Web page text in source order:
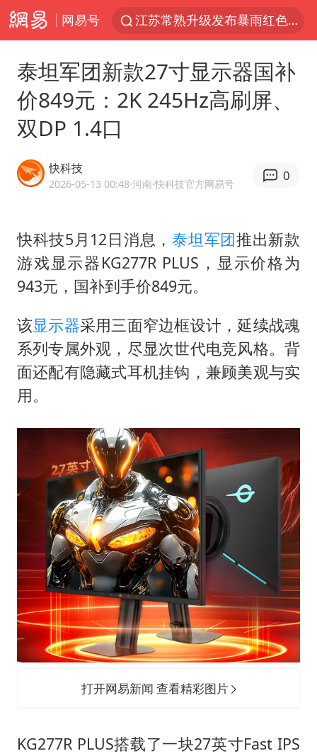
网易号
江苏常熟升级发布暴雨红色预警
大疆错失宇树
血指纹匹配成功，20年悬案告破！凶手被执行死刑
费大厨不自称“大王”了
“还不如不放假”
7月CPI同比上涨0.5% 经济内生增长动力持续增强
医疗垃圾做手机壳 这也是谋财害命
部分银行上调存款利率
白海豚突然大拐弯 走出罕见路线
下党之路
泰坦军团新款27寸显示器国补
价849元：2K 245Hz高刷屏、
双DP 1.4口
快科技
2026-05-13 00:48·河南·快科技官方网易号
0
快科技5月12日消息，泰坦军团推出新款
游戏显示器KG277R PLUS，显示价格为
943元，国补到手价849元。
该显示器采用三面窄边框设计，延续战魂
系列专属外观，尽显次世代电竞风格。背
面还配有隐藏式耳机挂钩，兼顾美观与实
用。
打开网易新闻 查看精彩图片
KG277R PLUS搭载了一块27英寸Fast IPS